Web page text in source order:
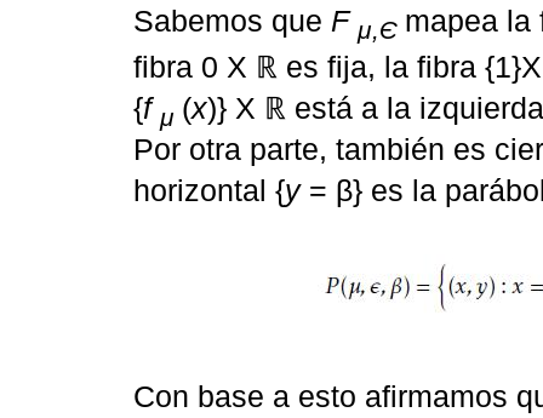
Sabemos que F μ,Є mapea la
fibra 0 X ℝ es fija, la fibra
{f μ (x)} X ℝ está a la
Por otra parte, también es
horizontal {y= β} es la
Con base a esto afirmamos